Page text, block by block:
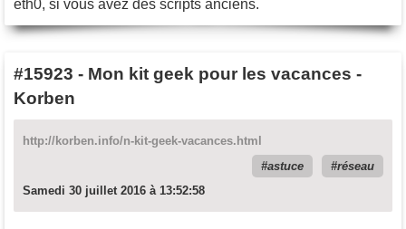
eth0, si vous avez des scripts anciens.
#15923 - Mon kit geek pour les vacances -
Korben
http://korben.info/n-kit-geek-vacances.html
astuce
réseau
Samedi 30 juillet 2016 à 13:52:58